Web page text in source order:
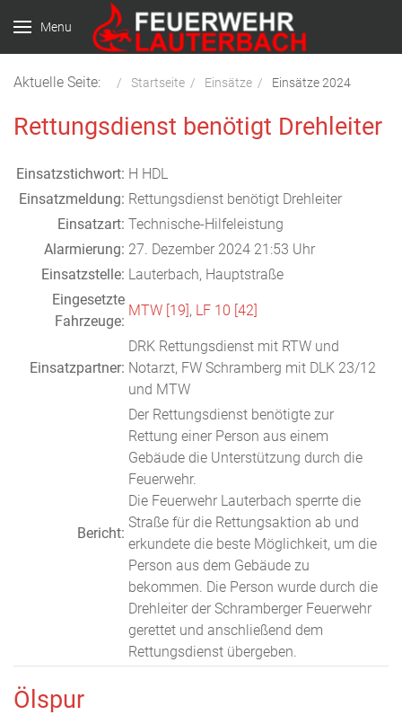
Menu
Aktuelle Seite: Startseite Einsätze Einsätze 2024
Rettungsdienst benötigt Drehleiter
Einsatzstichwort: H HDL
Einsatzmeldung: Rettungsdienst benötigt Drehleiter
Einsatzart: Technische-Hilfeleistung
Alarmierung: 27. Dezember 2024 21:53 Uhr
Einsatzstelle: Lauterbach, Hauptstraße
Eingesetzte
Fahrzeuge:
MTW [19], LF 10 [42]
Einsatzpartner:
DRK Rettungsdienst mit RTW und
Notarzt, FW Schramberg mit DLK 23/12
und MTW
Bericht:
Der Rettungsdienst benötigte zur
Rettung einer Person aus einem
Gebäude die Unterstützung durch die
Feuerwehr.
Die Feuerwehr Lauterbach sperrte die
Straße für die Rettungsaktion ab und
erkundete die beste Möglichkeit, um die
Person aus dem Gebäude zu
bekommen. Die Person wurde durch die
Drehleiter der Schramberger Feuerwehr
gerettet und anschließend dem
Rettungsdienst übergeben.
Ölspur